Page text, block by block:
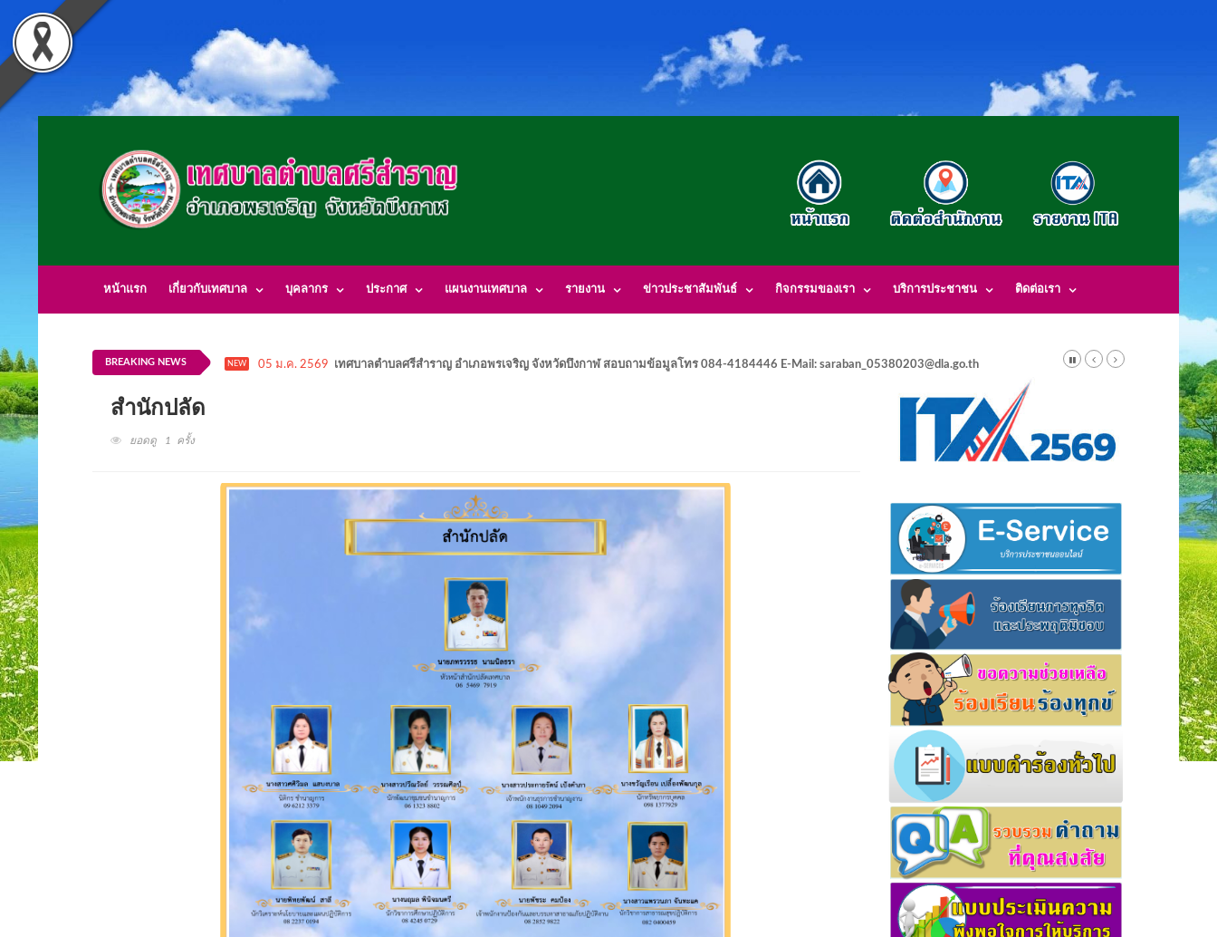
หน้าแรก เกี่ยวกับเทศบาล บุคลากร ประกาศ แผนงานเทศบาล รายงาน ข่าวประชาสัมพันธ์ กิจกรรมของเรา บริการประชาชน ติดต่อเรา
BREAKING NEWS NEW 05 ม.ค. 2569 เทศบาลตำบลศรีสำราญ อำเภอพรเจริญ จังหวัดบึงกาฬ สอบถามข้อมูลโทร 084-4184446 E-Mail: saraban_05380203@dla.go.th
สำนักปลัด
ยอดดู 1 ครั้ง